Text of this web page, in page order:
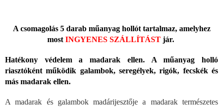
A csomagolás 5 darab műanyag hollót tartalmaz, amelyhez
most INGYENES SZÁLLÍTÁST jár.
Hatékony védelem a madarak ellen. A műanyag holló
riasztóként működik galambok, seregélyek, rigók, fecskék és
más madarak ellen.
A madarak és galambok madárijesztője a madarak természetes